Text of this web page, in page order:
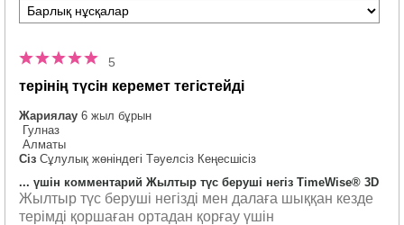
5
терінің түсін керемет тегістейді
Жариялау 6 жыл бұрын
Гулназ
Алматы
Сіз Сұлулық жөніндегі Тәуелсіз Кеңесшісіз
... үшін комментарий Жылтыр түс беруші негіз TimeWise® 3D
Жылтыр түс беруші негізді мен далаға шыққан кезде
терімді қоршаған ортадан қорғау үшін